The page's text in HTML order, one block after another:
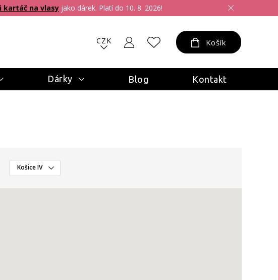
kartáč na vlasy jako dárek. Platí do 10. 8. 2026!
CZK Košík
Dárky Blog Kontakt
Košice IV